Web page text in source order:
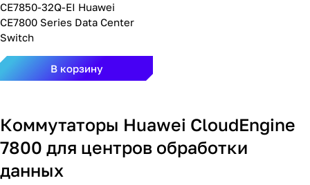
CE7850-32Q-EI Huawei
CE7800 Series Data Center
Switch
В корзину
Коммутаторы Huawei CloudEngine
7800 для центров обработки
данных